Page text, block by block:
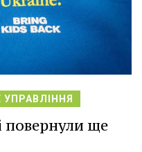
повернули ще